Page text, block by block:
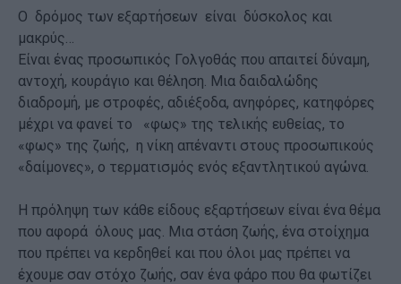
Ο δρόμος των εξαρτήσεων είναι δύσκολος και
μακρύς…
Είναι ένας προσωπικός Γολγοθάς που απαιτεί δύναμη,
αντοχή, κουράγιο και θέληση. Μια δαιδαλώδης
διαδρομή, με στροφές, αδιέξοδα, ανηφόρες, κατηφόρες
μέχρι να φανεί το «φως» της τελικής ευθείας, το
«φως» της ζωής, η νίκη απέναντι στους προσωπικούς
«δαίμονες», ο τερματισμός ενός εξαντλητικού αγώνα.
Η πρόληψη των κάθε είδους εξαρτήσεων είναι ένα θέμα
που αφορά όλους μας. Μια στάση ζωής, ένα στοίχημα
που πρέπει να κερδηθεί και που όλοι μας πρέπει να
έχουμε σαν στόχο ζωής, σαν ένα φάρο που θα φωτίζει